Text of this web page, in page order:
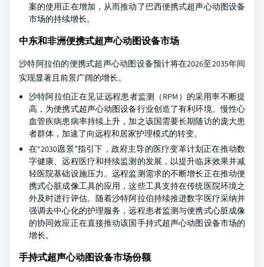
案的使用正在增加，从而推动了巴西便携式超声心动图设备
市场的持续增长。
中东和非洲便携式超声心动图设备市场
沙特阿拉伯的便携式超声心动图设备预计将在2026至2035年间
实现显著且前景广阔的增长。
沙特阿拉伯正在见证远程患者监测（RPM）的采用率不断提
高，为便携式超声心动图设备行业创造了有利环境。慢性心
血管疾病患病率持续上升，加之该国需要长期随访的庞大患
者群体，加速了向远程和居家护理模式的转变。
在“2030愿景”指引下，政府主导的医疗变革计划正在推动数
字健康、远程医疗和持续监测的发展，以提升临床效果并减
轻医院基础设施压力。远程监测需求的不断增长正在推动便
携式心脏成像工具的应用，这些工具支持在传统医院环境之
外及时进行评估。随着沙特阿拉伯持续推进数字医疗采纳并
强调去中心化的护理服务，远程患者监测与便携式心脏成像
的协同效应正在直接推动该国手持式超声心动图设备市场的
增长。
手持式超声心动图设备市场份额